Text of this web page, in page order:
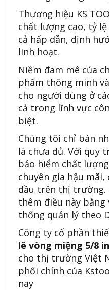
Thương hiệu KS
chất lượng cao, tỷ
cả hấp dẫn, định
linh hoạt.
Niềm đam mê của
phẩm thông minh
cho người dùng ở
cả trong lĩnh vực
biệt.
Chúng tôi chỉ bán
là chưa đủ. Với quy
bảo hiểm chất
chuyên gia hậu
đầu trên thị trường.
thêm điều này bằng
thống quản lý theo
Công ty cổ phần
lê vòng miệng 5/8
cho thị trường Việt
phối chính của
nay